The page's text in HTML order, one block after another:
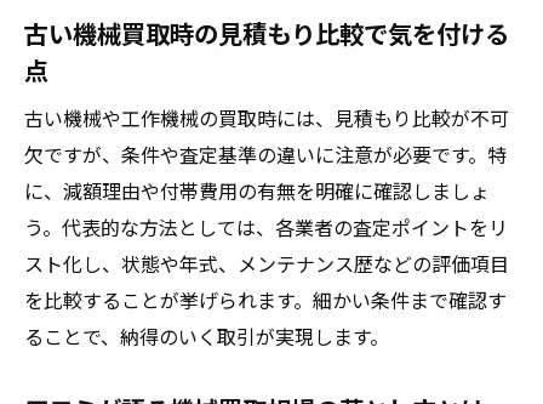
古い機械買取時の見積もり比較で気を付ける
点
古い機械や工作機械の買取時には、見積もり比較が不可
欠ですが、条件や査定基準の違いに注意が必要です。特
に、減額理由や付帯費用の有無を明確に確認しましょ
う。代表的な方法としては、各業者の査定ポイントをリ
スト化し、状態や年式、メンテナンス歴などの評価項目
を比較することが挙げられます。細かい条件まで確認す
ることで、納得のいく取引が実現します。